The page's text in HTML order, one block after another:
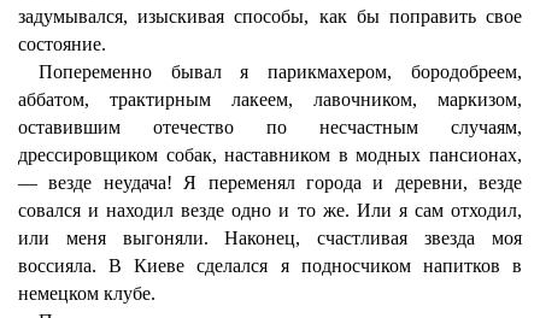
задумывался, изыскивая способы, как бы поправить свое
состояние.
Попеременно бывал я парикмахером, бородобреем,
аббатом, трактирным лакеем, лавочником, маркизом,
оставившим отечество по несчастным случаям,
дрессировщиком собак, наставником в модных пансионах,
— везде неудача! Я переменял города и деревни, везде
совался и находил везде одно и то же. Или я сам отходил,
или меня выгоняли. Наконец, счастливая звезда моя
воссияла. В Киеве сделался я подносчиком напитков в
немецком клубе.